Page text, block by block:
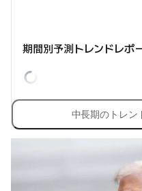
期間別予測トレンドレポ
中長期のトレン